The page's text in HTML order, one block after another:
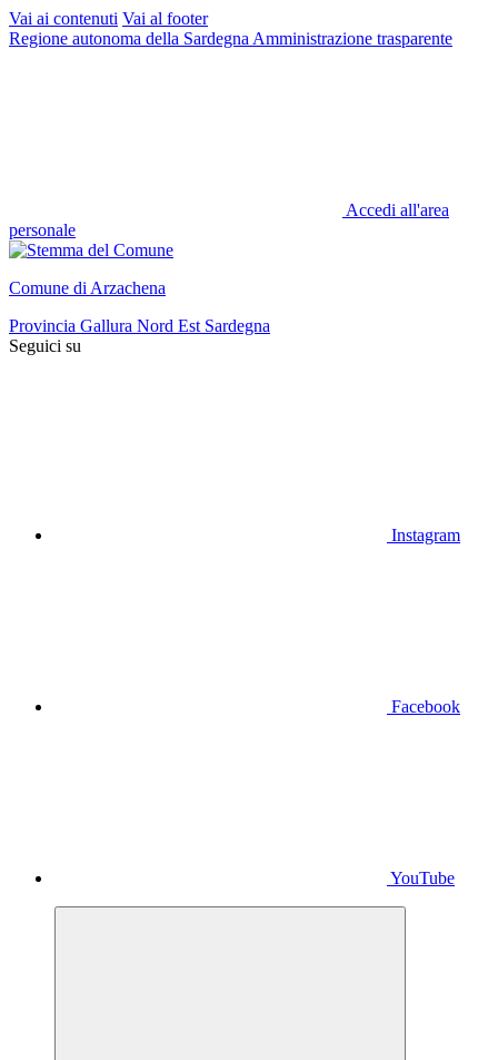
Vai ai contenuti Vai al footer
Regione autonoma della Sardegna Amministrazione trasparente
Accedi all'area
personale
Comune di Arzachena
Provincia Gallura Nord Est Sardegna
Seguici su
Instagram
Facebook
YouTube